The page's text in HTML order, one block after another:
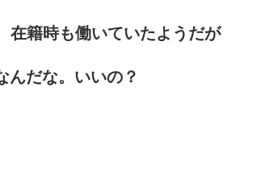
在籍時も働いていたようだが
んだな。いいの？